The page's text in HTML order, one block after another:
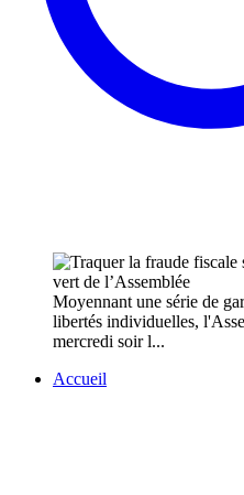
Moyennant une série de
libertés individuelles,
mercredi soir l...
Accueil